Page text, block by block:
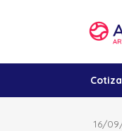
16/